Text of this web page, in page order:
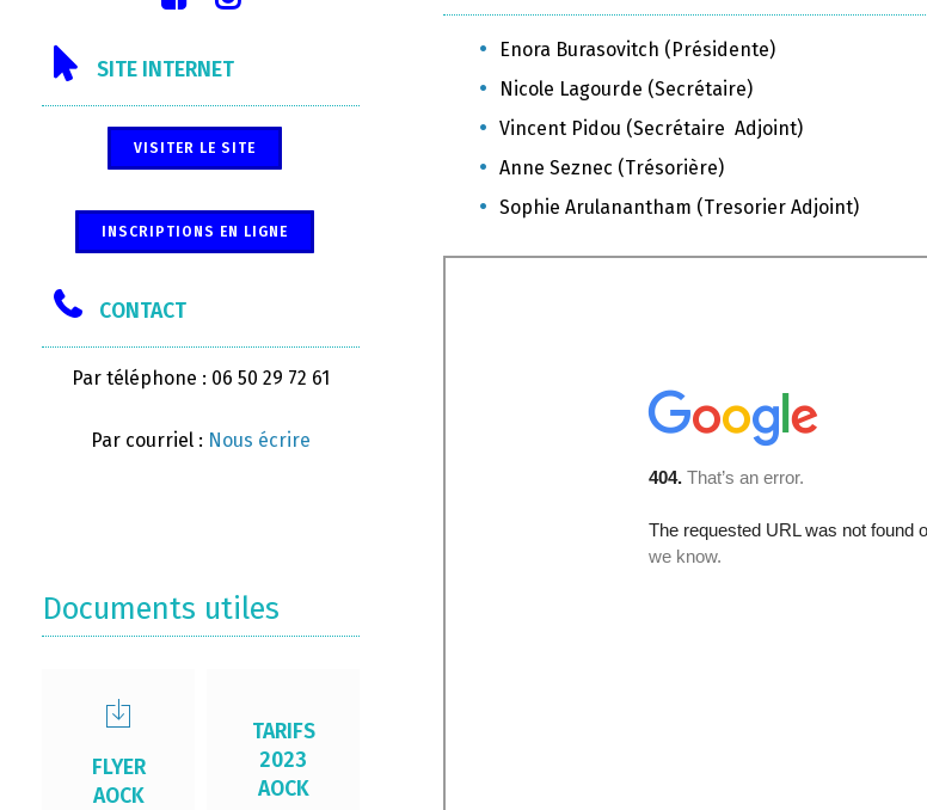
SITE INTERNET
VISITER LE SITE
INSCRIPTIONS EN LIGNE
CONTACT
Par téléphone : 06 50 29 72 61
Par courriel : Nous écrire
Documents utiles
FLYER
AOCK
TARIFS
2023
AOCK
Enora Burasovitch (Présidente)
Nicole Lagourde (Secrétaire)
Vincent Pidou (Secrétaire Adjoint)
Anne Seznec (Trésorière)
Sophie Arulanantham (Tresorier Adjoint)